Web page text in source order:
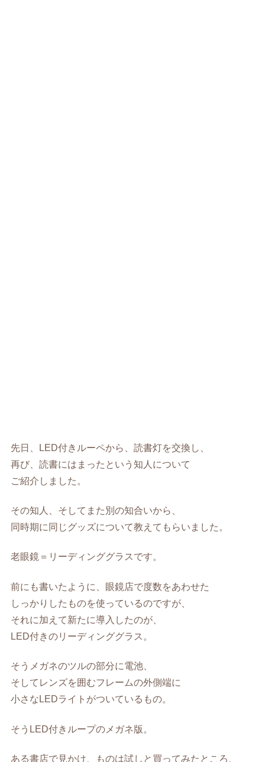
先日、LED付きルーペから、読書灯を交換し、
再び、読書にはまったという知人について
ご紹介しました。
その知人、そしてまた別の知合いから、
同時期に同じグッズについて教えてもらいました。
老眼鏡＝リーディンググラスです。
前にも書いたように、眼鏡店で度数をあわせた
しっかりしたものを使っているのですが、
それに加えて新たに導入したのが、
LED付きのリーディンググラス。
そうメガネのツルの部分に電池、
そしてレンズを囲むフレームの外側端に
小さなLEDライトがついているもの。
そうLED付きループのメガネ版。
ある書店で見かけ、ものは試しと買ってみたところ、